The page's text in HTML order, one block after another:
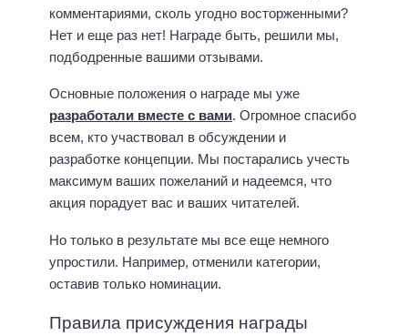
комментариями, сколь угодно восторженными?
Нет и еще раз нет! Награде быть, решили мы,
подбодренные вашими отзывами.
Основные положения о награде мы уже
разработали вместе с вами. Огромное спасибо
всем, кто участвовал в обсуждении и
разработке концепции. Мы постарались учесть
максимум ваших пожеланий и надеемся, что
акция порадует вас и ваших читателей.
Но только в результате мы все еще немного
упростили. Например, отменили категории,
оставив только номинации.
Правила присуждения награды